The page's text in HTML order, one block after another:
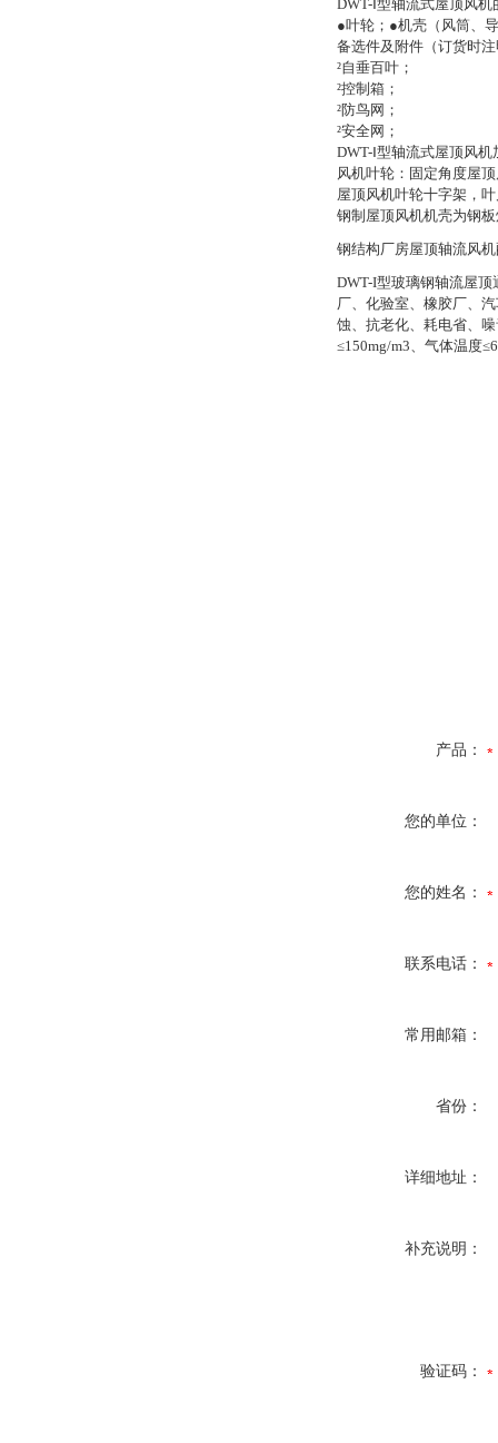
DWT-Ⅰ型轴流式屋顶风机
●叶轮； ●机壳（风筒、
备选件及附件（订货时
²自垂百叶；
²控制箱；
²防鸟网；
²安全网；
DWT-Ⅰ型轴流式屋顶风机
风机叶轮：固定角度屋
屋顶风机叶轮十字架，
钢制屋顶风机机壳为钢
钢结构厂房屋顶轴流风
DWT-I型玻璃钢轴流屋顶
厂、化验室、橡胶厂、
蚀、抗老化、耗电省、
≤150mg/m3、气体温度≤
产品：
您的单位：
您的姓名：
联系电话：
常用邮箱：
省份：
详细地址：
补充说明：
验证码：